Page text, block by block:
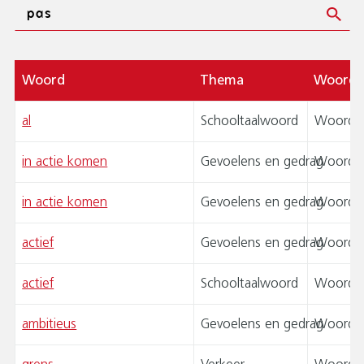
Woord Thema
al Schooltaalwoord
in actie komen Gevoelens en gedrag
in actie komen Gevoelens en gedrag
actief Gevoelens en gedrag
actief Schooltaalwoord
ambitieus Gevoelens en gedrag